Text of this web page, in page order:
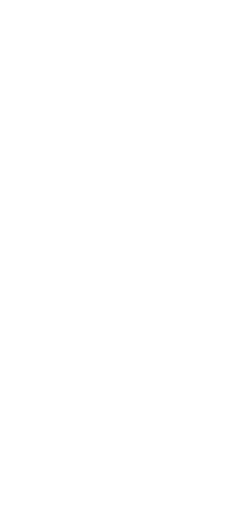
רבים תוהים כיצד צמיד
שהרי מה הקשר בין צמיד
אינטנסיבי כמו טניס?
הידועה של ארצות
הגיעה אוורט למשחק
במהלך המשחק נפתח
ונפל. אוורט ביקשה
לחפש את הצמיד היקר
אירוע זה הביא פרסום
החלו החברות לייצר
כן, בעקבות המקרה הזה
הצמיד היוקרתי בכינויו
לחשוב על כך אז, אוורט
מפורסמות אחרות כמו
נצפו כשהן עונדות את
איך הפך צמיד טניס
צמיד טניס יהלומים הוא